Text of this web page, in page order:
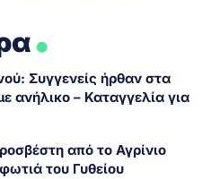
.
Συγγενείς ήρθαν στα
ανήλικο – Καταγγελία για
από το Αγρίνιο
του Γυθείου